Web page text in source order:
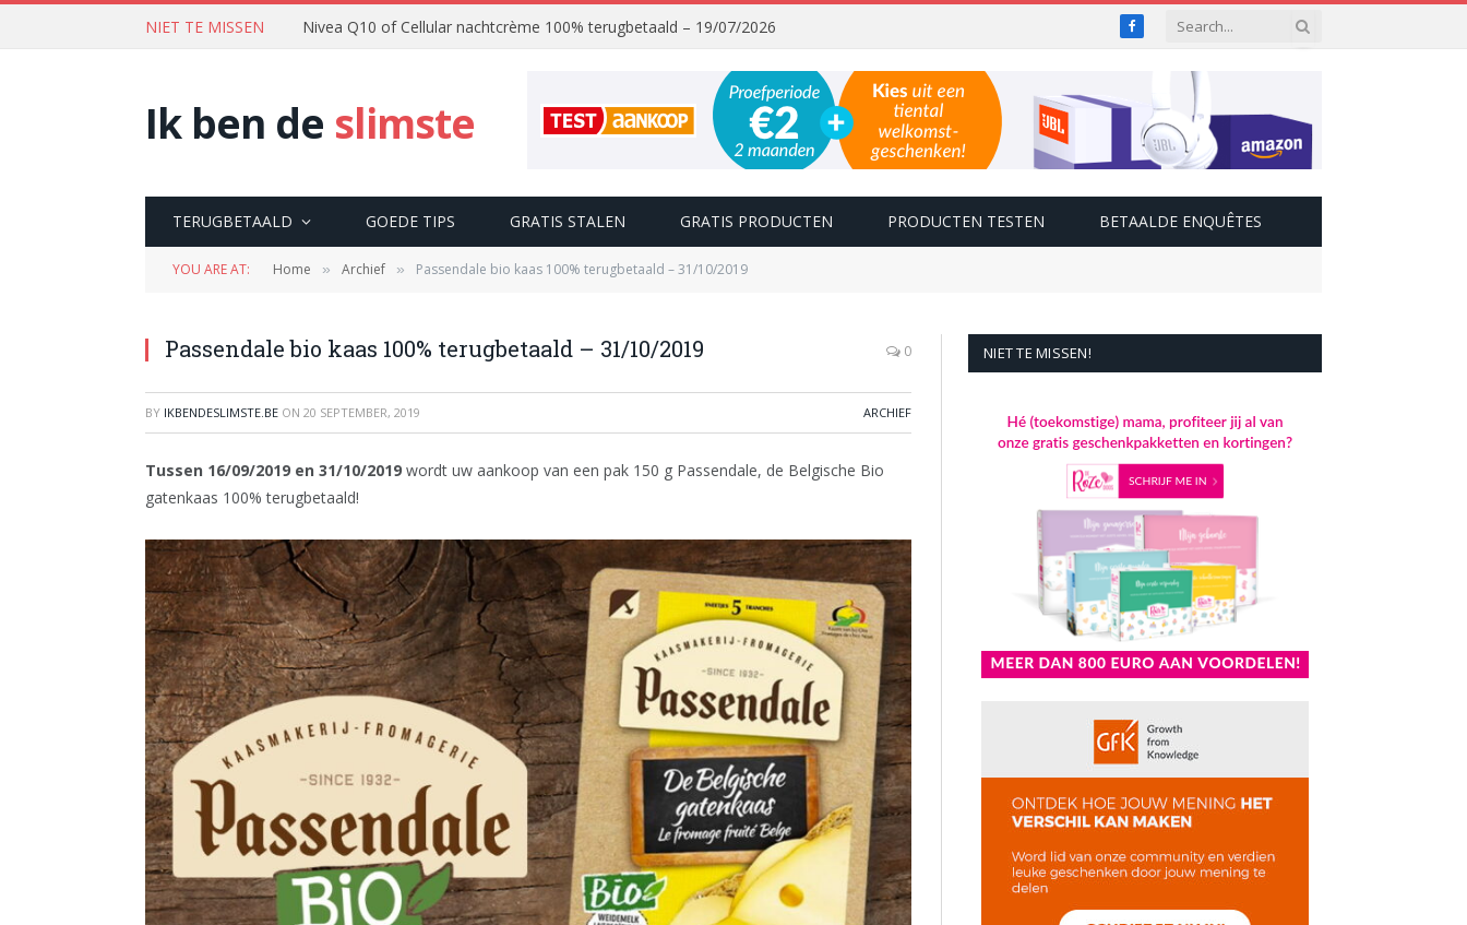
NIET TE MISSEN Nivea Q10 of Cellular nachtcrème 100% terugbetaald – 19/07/2026 Facebook
Ik ben de slimste
TERUGBETAALD GOEDE TIPS GRATIS STALEN GRATIS PRODUCTEN PRODUCTEN TESTEN BETAALDE ENQUÊTES
YOU ARE AT: Home » Archief » Passendale bio kaas 100% terugbetaald – 31/10/2019
Passendale bio kaas 100% terugbetaald – 31/10/2019 0
BY IKBENDESLIMSTE.BE ON 20 SEPTEMBER, 2019 ARCHIEF
Tussen 16/09/2019 en 31/10/2019 wordt uw aankoop van een pak 150 g Passendale, de Belgische Bio
gatenkaas 100% terugbetaald!
NIET TE MISSEN!